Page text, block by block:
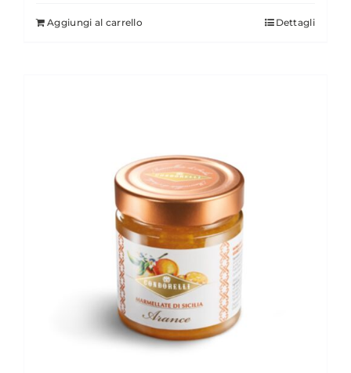
Aggiungi al carrello Dettagli